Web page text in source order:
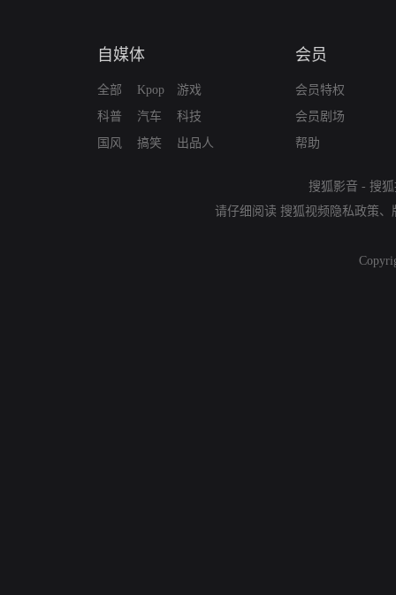
自媒体
全部
科普
国风
Kpop
汽车
搞笑
游戏
科技
出品人
会员
会员特权
会员剧场
帮助
搜狐影音 - 搜
请仔细阅读 搜狐视频隐私政策、